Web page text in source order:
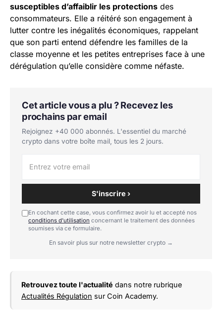
susceptibles d’affaiblir les protections des
consommateurs. Elle a réitéré son engagement à
lutter contre les inégalités économiques, rappelant
que son parti entend défendre les familles de la
classe moyenne et les petites entreprises face à une
dérégulation qu’elle considère comme néfaste.
Cet article vous a plu ? Recevez les
prochains par email
Rejoignez +40 000 abonnés. L'essentiel du marché
crypto dans votre boîte mail, tous les 2 jours.
S'inscrire ›
En cochant cette case, vous confirmez avoir lu et accepté nos
conditions d'utilisation concernant le traitement des données
soumises via ce formulaire.
En savoir plus sur notre newsletter crypto →
Retrouvez toute l'actualité dans notre rubrique
Actualités Régulation sur Coin Academy.